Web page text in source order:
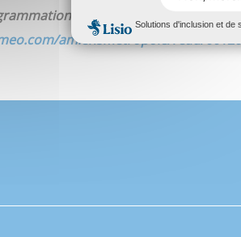
"L'Égypte se transforme"
amiensmetropole/read/